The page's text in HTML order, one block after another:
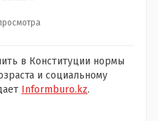
в Конституции нормы
и социальному
Informburo.kz.